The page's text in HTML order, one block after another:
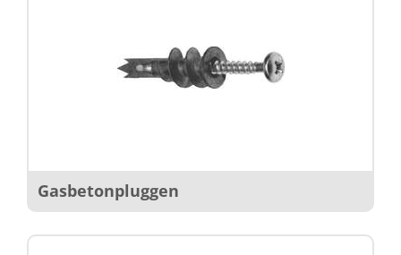
Gasbetonpluggen